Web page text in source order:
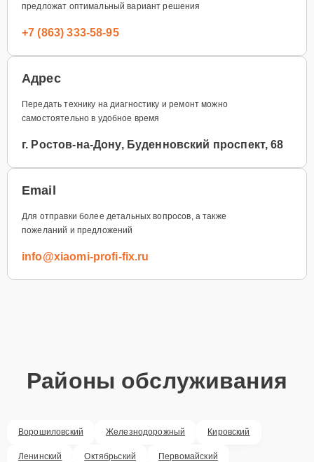
предложат оптимальный вариант решения
+7 (863) 333-58-95
Адрес
Передать технику на диагностику и ремонт можно
самостоятельно в удобное время
г. Ростов-на-Дону, Буденновский проспект, 68
Email
Для отправки более детальных вопросов, а также
пожеланий и предложений
info@xiaomi-profi-fix.ru
Районы обслуживания
Ворошиловский Железнодорожный Кировский
Ленинский Октябрьский Первомайский